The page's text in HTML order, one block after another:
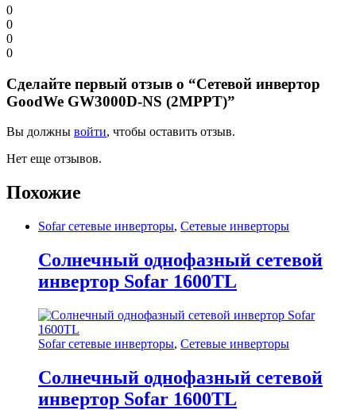
0
0
0
0
Сделайте первый отзыв о “Сетевой инвертор
GoodWe GW3000D-NS (2MPPT)”
Вы должны войти, чтобы оставить отзыв.
Нет еще отзывов.
Похожие
Sofar сетевые инверторы, Сетевые инверторы
Солнечный однофазный сетевой
инвертор Sofar 1600TL
Sofar сетевые инверторы, Сетевые инверторы
Солнечный однофазный сетевой
инвертор Sofar 1600TL